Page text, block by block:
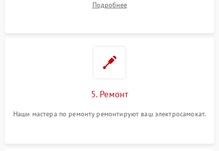
Подробнее
5. Ремонт
Наши мастера по ремонту ремонтируют ваш электросамокат.